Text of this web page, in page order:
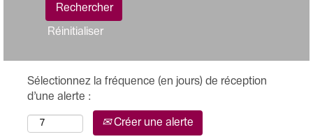
Réinitialiser
Sélectionnez la fréquence (en jours) de réception
d’une alerte :
Créer une alerte